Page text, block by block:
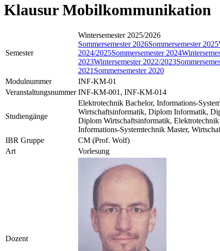
Klausur Mobilkommunikation
Semester
Wintersemester 2025/2026
Sommersemester 2026Sommersemester 2025
2024/2025Sommersemester 2024
2023Wintersemester 2022/2023
2021Sommersemester 2020
Modulnummer
INF-KM-01
Veranstaltungsnummer INF-KM-001, INF-KM-014
Studiengänge
Elektrotechnik Bachelor, Informations-
Wirtschaftsinformatik, Diplom Informatik,
Diplom Wirtschaftsinformatik,
Informations-Systemtechnik Master,
IBR Gruppe
CM (Prof. Wolf)
Art
Vorlesung
Dozent